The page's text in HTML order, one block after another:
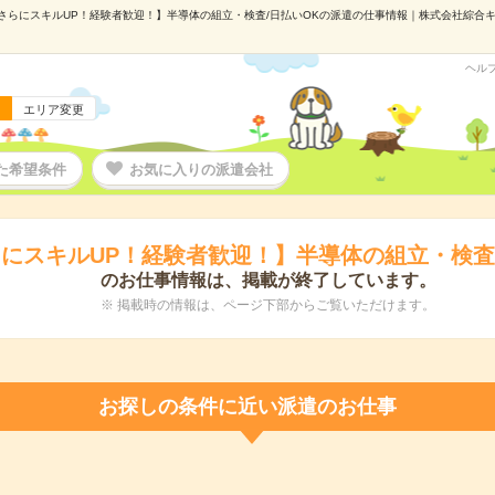
らにスキルUP！経験者歓迎！】半導体の組立・検査/日払いOKの派遣の仕事情報｜株式会社綜
エリア変更
ヘル
希望条件 お気に入りの派遣会社
スキルUP！経験者歓迎！】半導体の組立・検
のお仕事情報は、掲載が終了しています。
※ 掲載時の情報は、ページ下部からご覧いただけます。
お探しの条件に近い派遣のお仕事